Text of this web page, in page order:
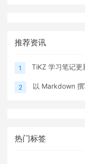
推荐资讯
1 TiKZ 学习笔记
2 以 Markdown 撰
热门标签